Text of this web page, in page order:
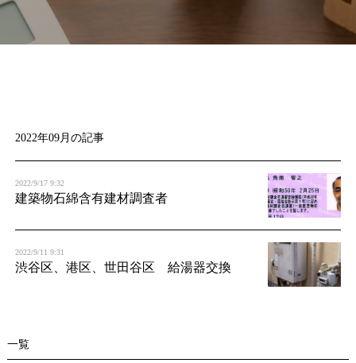
2022年09月の記事
2022/9/17 9:32
建築物石綿含有建材調査者
2022/9/11 9:31
渋谷区、港区、世田谷区 給湯器交換
一覧
i
i
o
n